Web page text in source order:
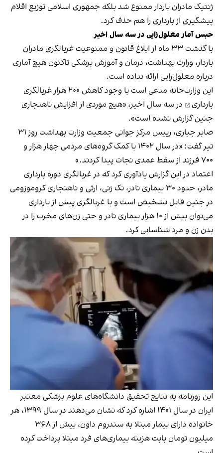
ژنتیک مادران باردار ممنوع شد بلکه جمهوری اسلامی توزیع اقلام
پیشگیری از بارداری را هم حذف کرد.
حبس آمار معلول‌زایی در سه سال اخیر
با گذشت ۳۳ ماه از ابلاغ قانون و ممنوعیت غربالگری مادران
باردار، وزارت بهداشت، درمان و آموزش پزشکی تاکنون هیچ آماری
درباره معلول‌زایی ارائه نداده است.
این وزارت‌خانه مدعی است با وجود کاهش ۲۰۰ هزار
غربالگری
بارداری
در سه سال اخیر، «هیچ موردی از افزایش ناهنجاری
جنین گزارش نشده است».
صابر جباری، رییس مرکز جوانی جمعیت وزارت بهداشت روز ۳۱
تیر گفت: «در سال ۱۴۰۲ با کمک گروه‌های مردمی چهار هزار و
۷۰۰ فرزند از سقط عمدی نجات پیدا کردند.»
اعتماد در این گزارش یادآوری کرد که در غربالگری دوره بارداری
مادر، حدود ۳۰ بیماری نادر، تک ژنی، ارثی و ناهنجاری کروموزومی
در جنین قابل تشخیص است و با غربالگری پیش از بارداری
می‌توان بیش از ۱۰ هزار بیماری نادر و حتی ژن‌های مخرب را در
بدن زن و مرد شناسایی کرد.
این روزنامه به نتایج تحقیق دانشگاه‌های علوم پزشکی معتبر
ایران در سال ۱۴۰۱ اشاره کرد که نشان می‌دهند در سال ۱۳۹۹، هر
خانواده دارای بیمار مبتلا به سندروم داون، بیش از ۳۶۸
میلیون تومان بابت هزینه بیماری‌های فرد مبتلا پرداخت کرده